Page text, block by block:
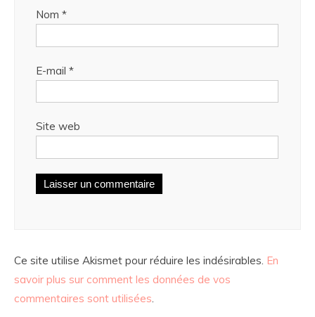
Nom *
E-mail *
Site web
Ce site utilise Akismet pour réduire les indésirables. En
savoir plus sur comment les données de vos
commentaires sont utilisées.